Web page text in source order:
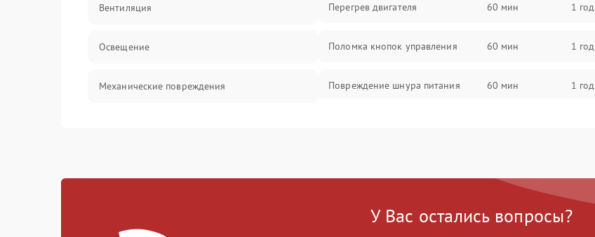
Вентиляция
Освещение
Механические повреждения
Перегрев двигателя 60 мин 1 год
Поломка кнопок управления 60 мин 1 год
Повреждение шнура питания 60 мин 1 год
конденсатора
1 год
У Вас остались вопросы?